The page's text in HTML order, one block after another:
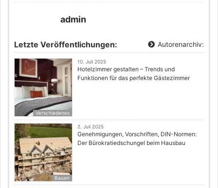
admin
Letzte Veröffentlichungen: Autorenarchiv:
Verschiedenes
10. Juli 2025
Hotelzimmer gestalten – Trends und
Funktionen für das perfekte Gästezimmer
Bauen
2. Juli 2025
Genehmigungen, Vorschriften, DIN-Normen:
Der Bürokratiedschungel beim Hausbau